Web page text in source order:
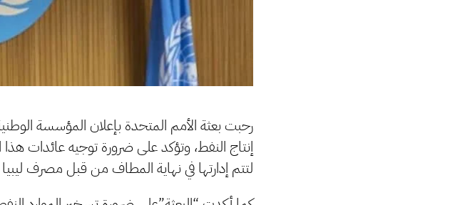
رحبت بعثة الأمم المتحدة بإعلان المؤسسة
إنتاج النفط، وتؤكد على ضرورة توجيه عائدات
لتتم إدارتها في نهاية المطاف من قبل مصرف ليبيا